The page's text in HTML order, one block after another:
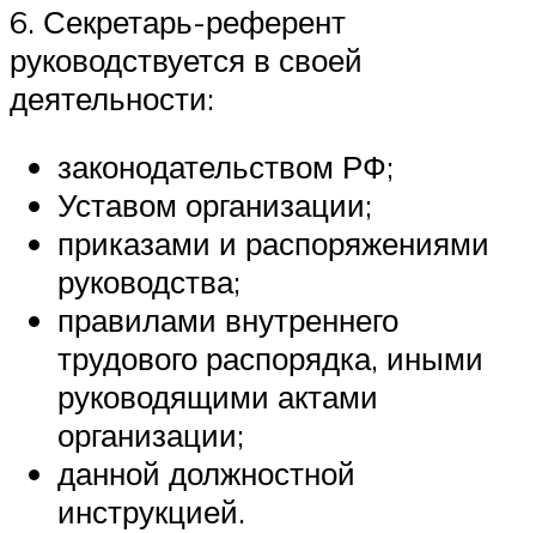
6. Секретарь-референт
руководствуется в своей
деятельности:
законодательством РФ;
Уставом организации;
приказами и распоряжениями
руководства;
правилами внутреннего
трудового распорядка, иными
руководящими актами
организации;
данной должностной
инструкцией.